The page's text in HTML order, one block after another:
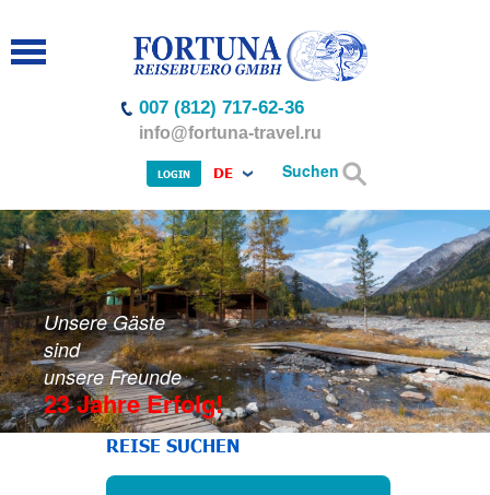
Suchen
007 (812) 717-62-36
info@fortuna-travel.ru
LOGIN DE
Unsere Gäste
sind
unsere Freunde
23 Jahre Erfolg!
REISE SUCHEN